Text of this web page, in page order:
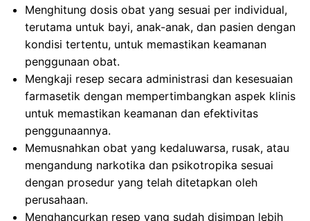
Menghitung dosis obat yang sesuai per individual,
terutama untuk bayi, anak-anak, dan pasien dengan
kondisi tertentu, untuk memastikan keamanan
penggunaan obat.
Mengkaji resep secara administrasi dan kesesuaian
farmasetik dengan mempertimbangkan aspek klinis
untuk memastikan keamanan dan efektivitas
penggunaannya.
Memusnahkan obat yang kedaluwarsa, rusak, atau
mengandung narkotika dan psikotropika sesuai
dengan prosedur yang telah ditetapkan oleh
perusahaan.
Menghancurkan resep yang sudah disimpan lebih